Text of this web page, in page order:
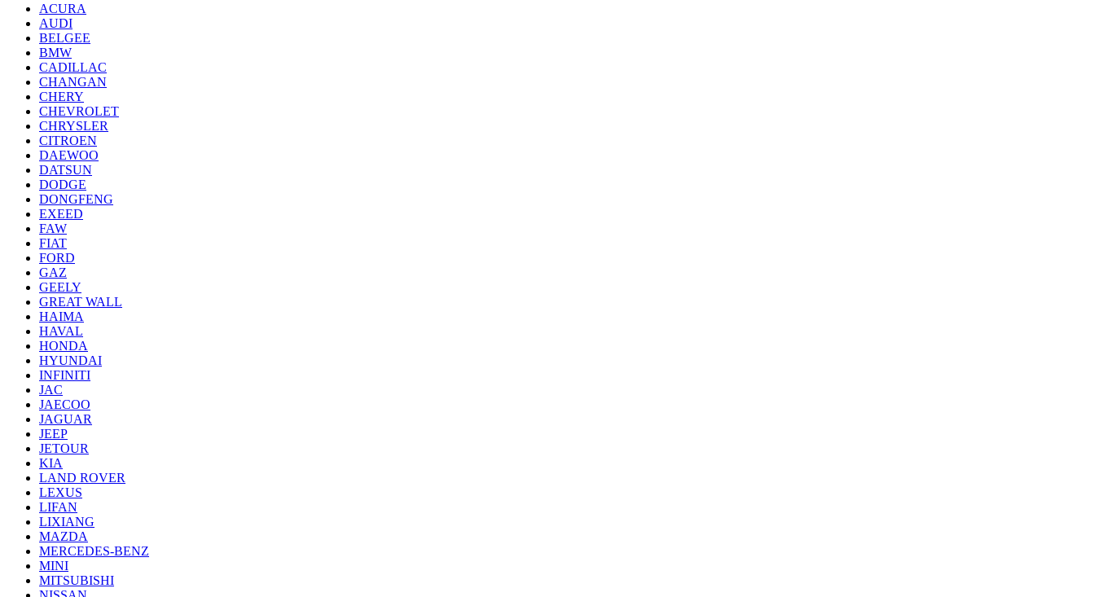
ACURA
AUDI
BELGEE
BMW
CADILLAC
CHANGAN
CHERY
CHEVROLET
CHRYSLER
CITROEN
DAEWOO
DATSUN
DODGE
DONGFENG
EXEED
FAW
FIAT
FORD
GAZ
GEELY
GREAT WALL
HAIMA
HAVAL
HONDA
HYUNDAI
INFINITI
JAC
JAECOO
JAGUAR
JEEP
JETOUR
KIA
LAND ROVER
LEXUS
LIFAN
LIXIANG
MAZDA
MERCEDES-BENZ
MINI
MITSUBISHI